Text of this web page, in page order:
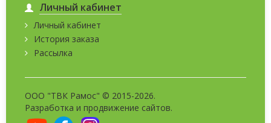
Личный кабинет
Личный кабинет
История заказа
Рассылка
ООО "ТВК Рамос" © 2015-2026.
Разработка и продвижение сайтов.